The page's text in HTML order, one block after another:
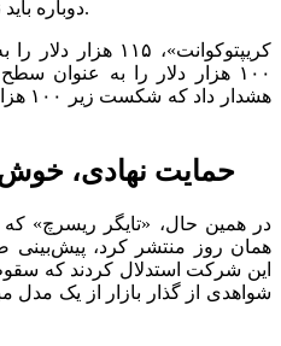
دوباره باید نرخ انباشت ماهانه سرعت بگیرد.
۱۰۰ هزار دلار را به
حمایت نهادی،
در همین حال، «تایگر ریسرچ»
همان روز منتشر کرد، پیش‌بینی
شواهدی از گذار بازار از یک